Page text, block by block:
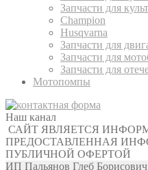
Запчасти для
Champion
Husqvarna
Запчасти для
Запчасти для
Запчасти для
Мотопомпы
Наш канал
САЙТ ЯВЛЯЕТСЯ
ПРЕДОСТАВЛЕННАЯ
ПУБЛИЧНОЙ ОФЕРТОЙ
ИП Пальянов Глеб Борисович